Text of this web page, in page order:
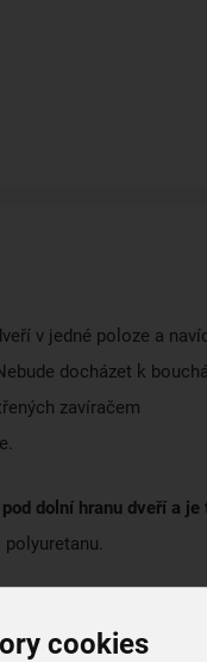
cookies
v jedné poloze a
docházet k
zavíračem
dolní hranu dveří a je